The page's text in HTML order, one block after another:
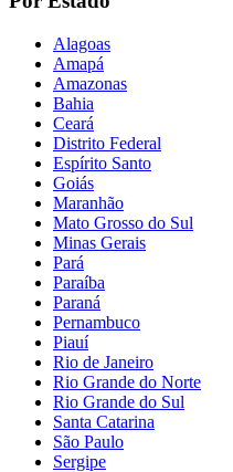
Alagoas
Amapá
Amazonas
Bahia
Ceará
Distrito Federal
Espírito Santo
Goiás
Maranhão
Mato Grosso do Sul
Minas Gerais
Pará
Paraíba
Paraná
Pernambuco
Piauí
Rio de Janeiro
Rio Grande do Norte
Rio Grande do Sul
Santa Catarina
São Paulo
Sergipe